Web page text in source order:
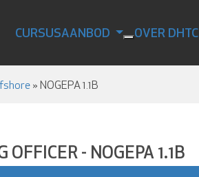
CURSUSAANBOD OVER DHTC
» NOGEPA 1.1B
- NOGEPA 1.1B